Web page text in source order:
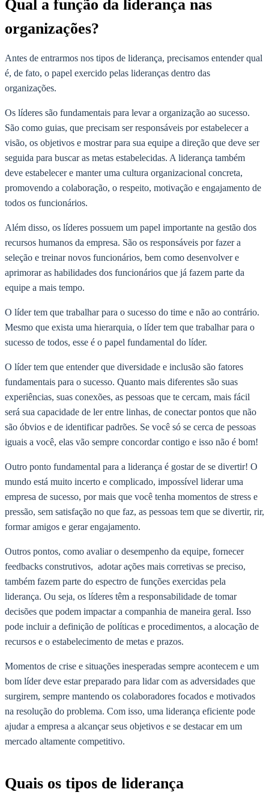
Qual a função da liderança nas
organizações?
Antes de entrarmos nos tipos de liderança, precisamos entender qual
é, de fato, o papel exercido pelas lideranças dentro das
organizações.
Os líderes são fundamentais para levar a organização ao sucesso.
São como guias, que precisam ser responsáveis por estabelecer a
visão, os objetivos e mostrar para sua equipe a direção que deve ser
seguida para buscar as metas estabelecidas. A liderança também
deve estabelecer e manter uma cultura organizacional concreta,
promovendo a colaboração, o respeito, motivação e engajamento de
todos os funcionários.
Além disso, os líderes possuem um papel importante na gestão dos
recursos humanos da empresa. São os responsáveis por fazer a
seleção e treinar novos funcionários, bem como desenvolver e
aprimorar as habilidades dos funcionários que já fazem parte da
equipe a mais tempo.
O líder tem que trabalhar para o sucesso do time e não ao contrário.
Mesmo que exista uma hierarquia, o líder tem que trabalhar para o
sucesso de todos, esse é o papel fundamental do líder.
O líder tem que entender que diversidade e inclusão são fatores
fundamentais para o sucesso. Quanto mais diferentes são suas
experiências, suas conexões, as pessoas que te cercam, mais fácil
será sua capacidade de ler entre linhas, de conectar pontos que não
são óbvios e de identificar padrões. Se você só se cerca de pessoas
iguais a você, elas vão sempre concordar contigo e isso não é bom!
Outro ponto fundamental para a liderança é gostar de se divertir! O
mundo está muito incerto e complicado, impossível liderar uma
empresa de sucesso, por mais que você tenha momentos de stress e
pressão, sem satisfação no que faz, as pessoas tem que se divertir, rir,
formar amigos e gerar engajamento.
Outros pontos, como avaliar o desempenho da equipe, fornecer
feedbacks construtivos, adotar ações mais corretivas se preciso,
também fazem parte do espectro de funções exercidas pela
liderança. Ou seja, os líderes têm a responsabilidade de tomar
decisões que podem impactar a companhia de maneira geral. Isso
pode incluir a definição de políticas e procedimentos, a alocação de
recursos e o estabelecimento de metas e prazos.
Momentos de crise e situações inesperadas sempre acontecem e um
bom líder deve estar preparado para lidar com as adversidades que
surgirem, sempre mantendo os colaboradores focados e motivados
na resolução do problema. Com isso, uma liderança eficiente pode
ajudar a empresa a alcançar seus objetivos e se destacar em um
mercado altamente competitivo.
Quais os tipos de liderança